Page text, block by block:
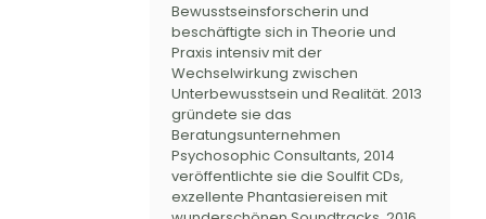
Bewusstseinsforscherin und
beschäftigte sich in Theorie und
Praxis intensiv mit der
Wechselwirkung zwischen
Unterbewusstsein und Realität. 2013
gründete sie das
Beratungsunternehmen
Psychosophic Consultants, 2014
veröffentlichte sie die Soulfit CDs,
exzellente Phantasiereisen mit